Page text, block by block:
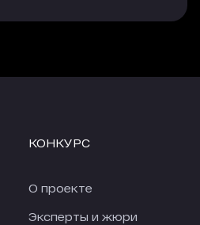
отдельным источникам
В текущих реалиях
показатель.
КОНКУРС
О проекте
Эксперты и жюри